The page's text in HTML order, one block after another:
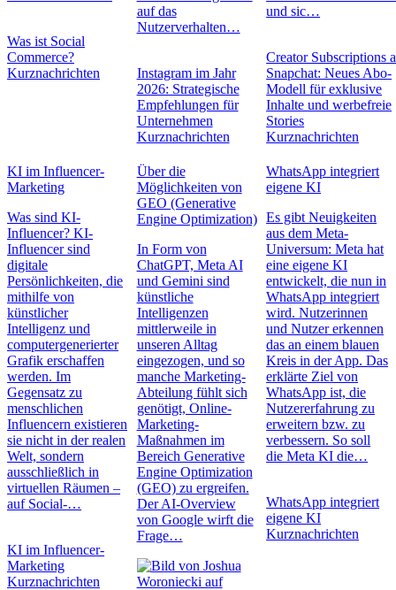
Was ist Social
Commerce?
Kurznachrichten
auf das
Nutzerverhalten…
Instagram im Jahr
2026: Strategische
Empfehlungen für
Unternehmen
Kurznachrichten
und sic…
Creator Subscriptions
Snapchat: Neues Abo-
Modell für exklusive
Inhalte und werbefreie
Stories
Kurznachrichten
KI im Influencer-
Marketing
Was sind KI-
Influencer? KI-
Influencer sind
digitale
Persönlichkeiten, die
mithilfe von
künstlicher
Intelligenz und
computergenerierter
Grafik erschaffen
werden. Im
Gegensatz zu
menschlichen
Influencern existieren
sie nicht in der realen
Welt, sondern
ausschließlich in
virtuellen Räumen –
auf Social-…
KI im Influencer-
Marketing
Kurznachrichten
Über die
Möglichkeiten von
GEO (Generative
Engine Optimization)
In Form von
ChatGPT, Meta AI
und Gemini sind
künstliche
Intelligenzen
mittlerweile in
unseren Alltag
eingezogen, und so
manche Marketing-
Abteilung fühlt sich
genötigt, Online-
Marketing-
Maßnahmen im
Bereich Generative
Engine Optimization
(GEO) zu ergreifen.
Der AI-Overview
von Google wirft die
Frage…
WhatsApp integriert
eigene KI
Es gibt Neuigkeiten
aus dem Meta-
Universum: Meta hat
eine eigene KI
entwickelt, die nun in
WhatsApp integriert
wird. Nutzerinnen
und Nutzer erkennen
das an einem blauen
Kreis in der App. Das
erklärte Ziel von
WhatsApp ist, die
Nutzererfahrung zu
erweitern bzw. zu
verbessern. So soll
die Meta KI die…
WhatsApp integriert
eigene KI
Kurznachrichten